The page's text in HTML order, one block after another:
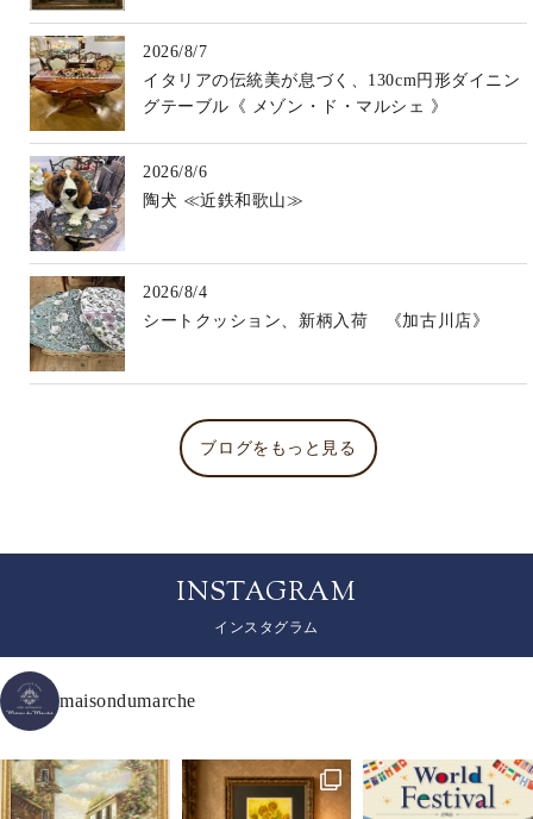
2026/8/7
イタリアの伝統美が息づく、130cm円形ダイニン
グテーブル《 メゾン・ド・マルシェ 》
2026/8/6
陶犬 ≪近鉄和歌山≫
2026/8/4
シートクッション、新柄入荷 《加古川店》
ブログをもっと見る
INSTAGRAM
インスタグラム
maisondumarche